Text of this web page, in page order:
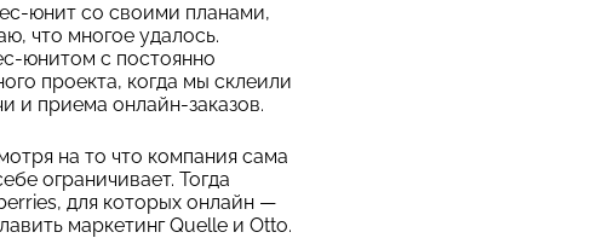
юнит со своими планами,
что многое удалось.
юнитом с постоянно
проекта, когда мы склеили
и приема онлайн-заказов.
на то что компания сама
ограничивает. Тогда
для которых онлайн —
маркетинг Quelle и Otto.